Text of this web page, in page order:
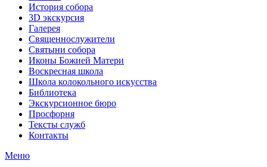
История собора
3D экскурсия
Галерея
Священнослужители
Святыни собора
Иконы Божией Матери
Воскресная школа
Школа колокольного искусства
Библиотека
Экскурсионное бюро
Просфорня
Тексты служб
Контакты
Меню